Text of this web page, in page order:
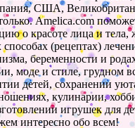
США,
Amelica.com
о красоте лица и тела,
(рецептах)
беременности и
моде и стиле, грудном
детей, сохранении
кулинарии,
игрушек для
интересно обо всем!